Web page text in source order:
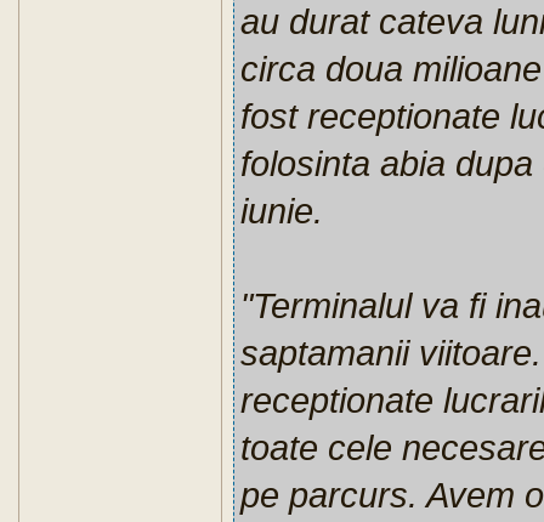
au durat cateva
circa doua
fost receptionate
folosinta abia
iunie.
"Terminalul va fi
saptamanii
receptionate
toate cele
pe parcurs. Avem